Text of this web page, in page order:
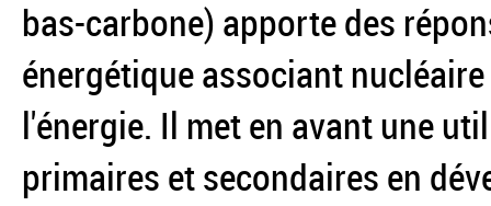
bas-carbone) apporte des
énergétique associant
l'énergie. Il met en avant une
primaires et secondaires en